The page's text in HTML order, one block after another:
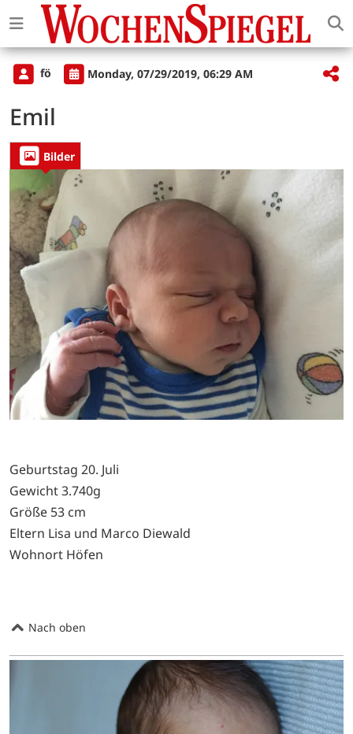
fö Monday, 07/29/2019, 06:29 AM
Emil
Bilder
Geburtstag 20. Juli
Gewicht 3.740g
Größe 53 cm
Eltern Lisa und Marco Diewald
Wohnort Höfen
Nach oben